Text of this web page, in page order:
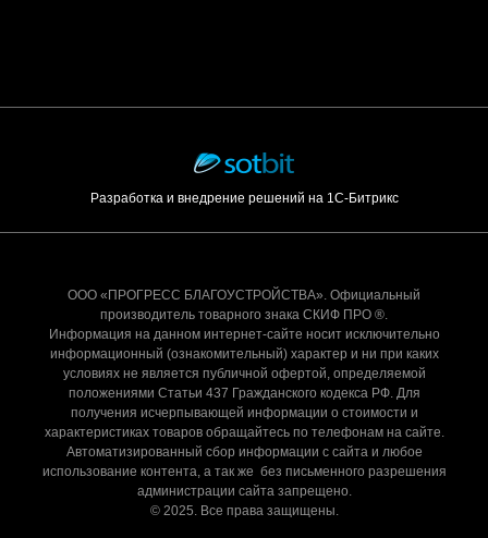
Разработка и внедрение решений на 1С-Битрикс
ООО «ПРОГРЕСС БЛАГОУСТРОЙСТВА». Официальный
производитель товарного знака СКИФ ПРО ®.
Информация на данном интернет-сайте носит исключительно
информационный (ознакомительный) характер и ни при каких
условиях не является публичной офертой, определяемой
положениями Статьи 437 Гражданского кодекса РФ. Для
получения исчерпывающей информации о стоимости и
характеристиках товаров обращайтесь по телефонам на сайте.
Автоматизированный сбор информации с сайта и любое
использование контента, а так же без письменного разрешения
администрации сайта запрещено.
© 2025. Все права защищены.